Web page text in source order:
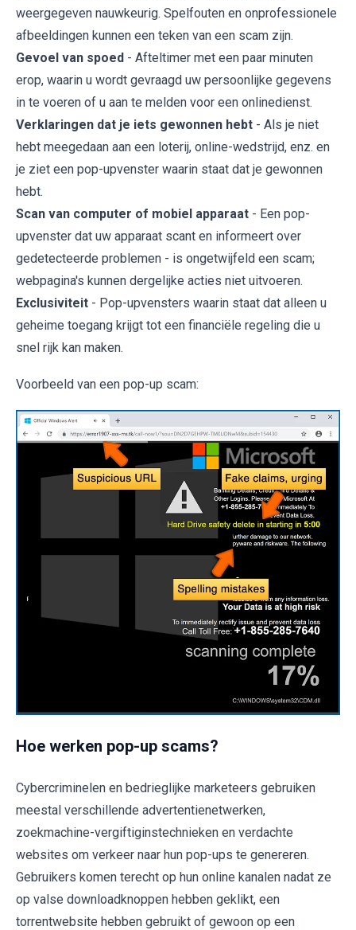
weergegeven nauwkeurig. Spelfouten en onprofessionele
afbeeldingen kunnen een teken van een scam zijn.
Gevoel van spoed - Afteltimer met een paar minuten
erop, waarin u wordt gevraagd uw persoonlijke gegevens
in te voeren of u aan te melden voor een onlinedienst.
Verklaringen dat je iets gewonnen hebt - Als je niet
hebt meegedaan aan een loterij, online-wedstrijd, enz. en
je ziet een pop-upvenster waarin staat dat je gewonnen
hebt.
Scan van computer of mobiel apparaat - Een pop-
upvenster dat uw apparaat scant en informeert over
gedetecteerde problemen - is ongetwijfeld een scam;
webpagina's kunnen dergelijke acties niet uitvoeren.
Exclusiviteit - Pop-upvensters waarin staat dat alleen u
geheime toegang krijgt tot een financiële regeling die u
snel rijk kan maken.
Voorbeeld van een pop-up scam:
Hoe werken pop-up scams?
Cybercriminelen en bedrieglijke marketeers gebruiken
meestal verschillende advertentienetwerken,
zoekmachine-vergiftiginstechnieken en verdachte
websites om verkeer naar hun pop-ups te genereren.
Gebruikers komen terecht op hun online kanalen nadat ze
op valse downloadknoppen hebben geklikt, een
torrentwebsite hebben gebruikt of gewoon op een